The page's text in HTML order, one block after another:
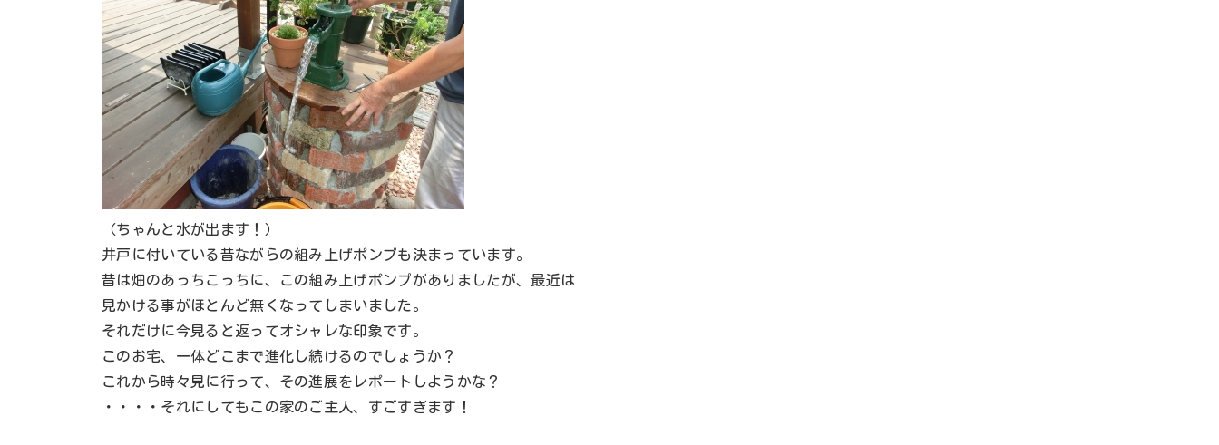
（ちゃんと水が出ます！）
井戸に付いている昔ながらの組み上げポンプも決まっています。
昔は畑のあっちこっちに、この組み上げポンプがありましたが、最近は
見かける事がほとんど無くなってしまいました。
それだけに今見ると返ってオシャレな印象です。
このお宅、一体どこまで進化し続けるのでしょうか？
これから時々見に行って、その進展をレポートしようかな？
・・・・それにしてもこの家のご主人、すごすぎます！